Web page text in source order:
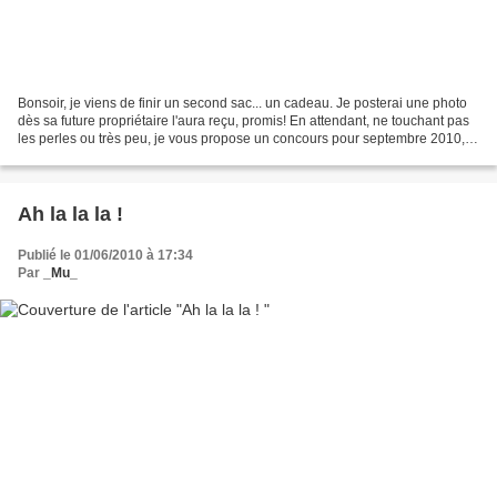
Bonsoir, je viens de finir un second sac... un cadeau. Je posterai une photo
dès sa future propriétaire l'aura reçu, promis! En attendant, ne touchant pas
les perles ou très peu, je vous propose un concours pour septembre 2010,
Ah la la la !
Publié le 01/06/2010 à 17:34
Par
_Mu_